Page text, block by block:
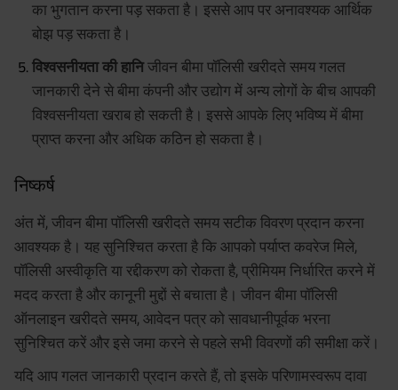
का भुगतान करना पड़ सकता है। इससे आप पर अनावश्यक आर्थिक
बोझ पड़ सकता है।
विश्वसनीयता की हानिजीवन बीमा पॉलिसी खरीदते समय गलत
जानकारी देने से बीमा कंपनी और उद्योग में अन्य लोगों के बीच आपकी
विश्वसनीयता खराब हो सकती है। इससे आपके लिए भविष्य में बीमा
प्राप्त करना और अधिक कठिन हो सकता है।
निष्कर्ष
अंत में, जीवन बीमा पॉलिसी खरीदते समय सटीक विवरण प्रदान करना
आवश्यक है। यह सुनिश्चित करता है कि आपको पर्याप्त कवरेज मिले,
पॉलिसी अस्वीकृति या रद्दीकरण को रोकता है, प्रीमियम निर्धारित करने में
मदद करता है और कानूनी मुद्दों से बचाता है। जीवन बीमा पॉलिसी
ऑनलाइन खरीदते समय, आवेदन पत्र को सावधानीपूर्वक भरना
सुनिश्चित करें और इसे जमा करने से पहले सभी विवरणों की समीक्षा करें।
यदि आप गलत जानकारी प्रदान करते हैं, तो इसके परिणामस्वरूप दावा